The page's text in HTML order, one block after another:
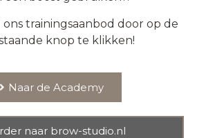
trainingsaanbod door op de
knop te klikken!
Naar de Academy
naar brow-studio.nl